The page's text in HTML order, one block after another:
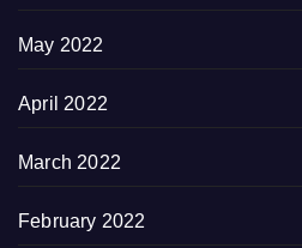
May 2022
April 2022
March 2022
February 2022